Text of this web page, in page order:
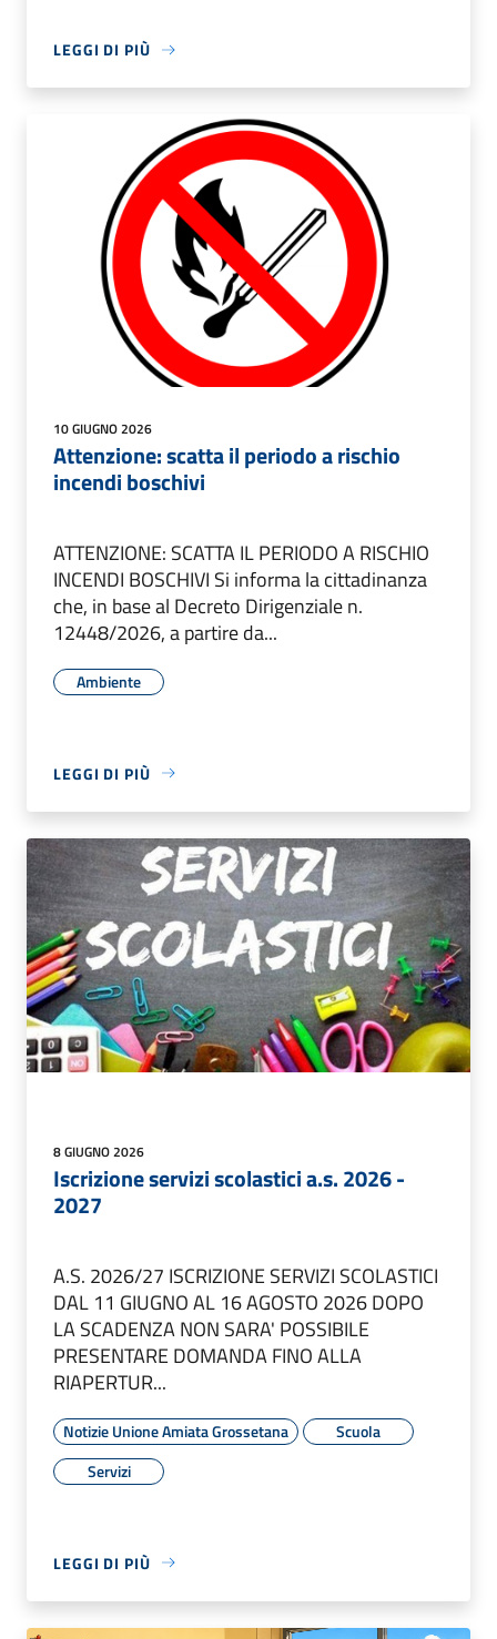
LEGGI DI PIÙ
10 GIUGNO 2026
Attenzione: scatta il periodo a rischio
incendi boschivi
ATTENZIONE: SCATTA IL PERIODO A RISCHIO
INCENDI BOSCHIVI Si informa la cittadinanza
che, in base al Decreto Dirigenziale n.
12448/2026, a partire da...
Ambiente
LEGGI DI PIÙ
8 GIUGNO 2026
Iscrizione servizi scolastici a.s. 2026 -
2027
A.S. 2026/27 ISCRIZIONE SERVIZI SCOLASTICI
DAL 11 GIUGNO AL 16 AGOSTO 2026 DOPO
LA SCADENZA NON SARA' POSSIBILE
PRESENTARE DOMANDA FINO ALLA
RIAPERTUR...
Notizie Unione Amiata Grossetana
Scuola
Servizi
LEGGI DI PIÙ